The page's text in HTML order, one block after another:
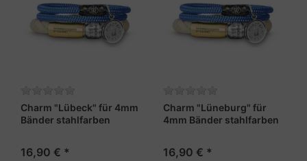
Charm "Lübeck" für 4mm
Bänder stahlfarben
16,90 € *
Charm "Lüneburg" für
4mm Bänder stahlfarben
16,90 € *